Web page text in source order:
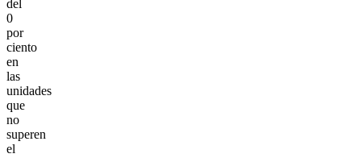
del
0
por
ciento
en
las
unidades
que
no
superen
el